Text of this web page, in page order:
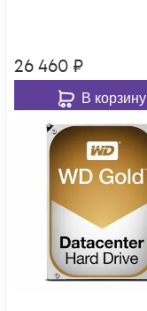
26 460 ₽
В корзину